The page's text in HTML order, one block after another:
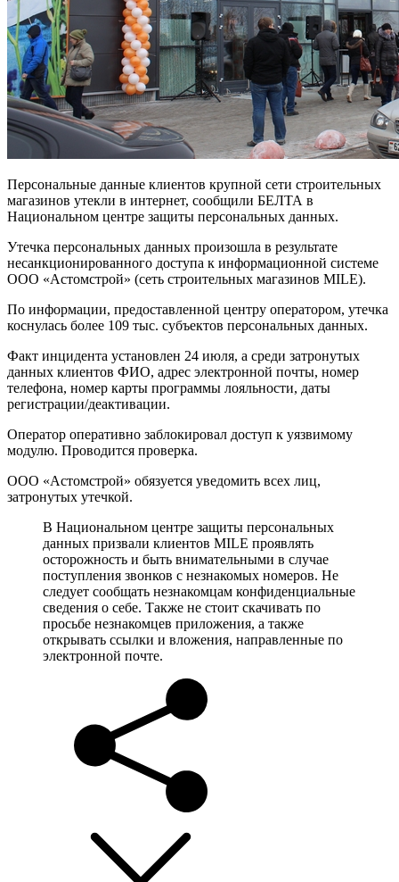
Персональные данные клиентов крупной сети строительных
магазинов утекли в интернет, сообщили БЕЛТА в
Национальном центре защиты персональных данных.
Утечка персональных данных произошла в результате
несанкционированного доступа к информационной системе
ООО «Астомстрой» (сеть строительных магазинов MILE).
По информации, предоставленной центру оператором, утечка
коснулась более 109 тыс. субъектов персональных данных.
Факт инцидента установлен 24 июля, а среди затронутых
данных клиентов ФИО, адрес электронной почты, номер
телефона, номер карты программы лояльности, даты
регистрации/деактивации.
Оператор оперативно заблокировал доступ к уязвимому
модулю. Проводится проверка.
ООО «Астомстрой» обязуется уведомить всех лиц,
затронутых утечкой.
В Национальном центре защиты персональных
данных призвали клиентов MILE проявлять
осторожность и быть внимательными в случае
поступления звонков с незнакомых номеров. Не
следует сообщать незнакомцам конфиденциальные
сведения о себе. Также не стоит скачивать по
просьбе незнакомцев приложения, а также
открывать ссылки и вложения, направленные по
электронной почте.